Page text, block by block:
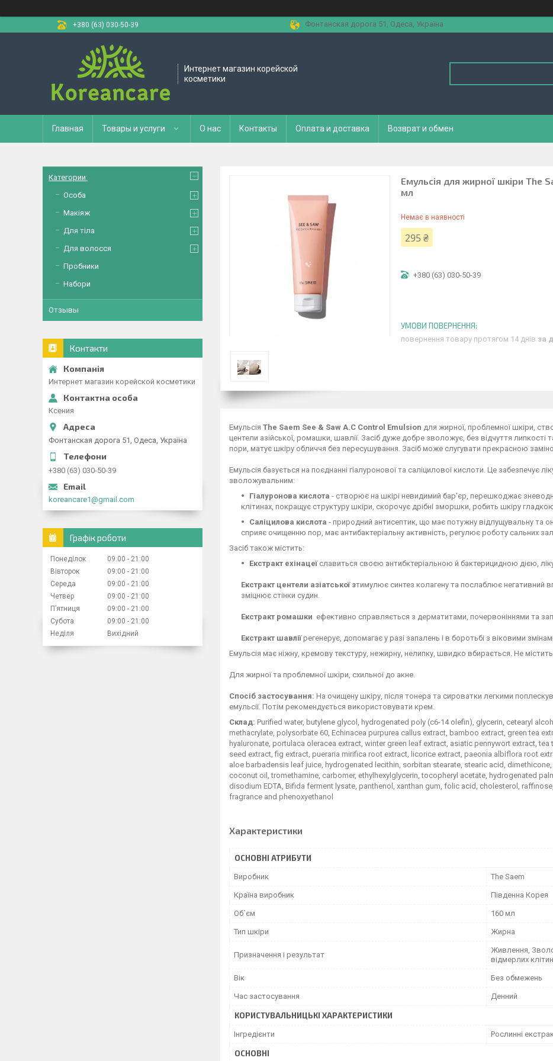
+380 (63) 030-50-39
Фонтанская дорога 51, Одеса, Україна
Интернет магазин корейской
косметики
Главная Товары и услуги О нас Контакты Оплата и доставка Возврат и обмен
Емульсія для жирної шкіри The
мл
Немає в наявності
295 ₴
+380 (63) 030-50-39
повернення товару протягом 14 днів за
Емульсія The Saem See & Saw A.C Control Emulsion для жирної, проблемної шкіри,
центели азійської, ромашки, шавлії. Засіб дуже добре зволожує, без відчуття
пори, матує шкіру обличчя без пересушування. Засіб може слугувати прекрасною
Емульсія базується на поєднанні гіалуронової та саліцилової кислоти. Це забезпечує
зволожувальним:
Гіалуронова кислота - створює на шкірі невидимий бар'єр, перешкоджає
клітинах, покращує структуру шкіри, скорочує дрібні зморшки, робить шкіру
Саліцилова кислота - природний антисептик, що має потужну відлущувальну та
сприяє очищенню пор, має антибактеріальну активність, регулює роботу сальних
Засіб також містить:
Екстракт ехінацеїславиться своєю антибктеріальною й бактерицидною дією,
Екстракт центели азіатської зтимулює синтез колагену та послаблює негативний
зміцнює стінки судин.
Екстракт ромашки ефективно справляється з дерматитами, почервоніннями та
Екстракт шавліїрегенерує, допомагає у разі запалень і в боротьбі з віковими
Емульсія має ніжну, кремову текстуру, нежирну, нелипку, швидко вбирається. Не містить
Для жирної та проблемної шкіри, схильної до акне.
Спосіб застосування: На очищену шкіру, після тонера та сироватки легкими
емульсії. Потім рекомендується використовувати крем.
Склад: Purified water, butylene glycol, hydrogenated poly (c6-14 olefin), glycerin, cetearyl
methacrylate, polysorbate 60, Echinacea purpurea callus extract, bamboo extract, green tea
hyaluronate, portulaca oleracea extract, winter green leaf extract, asiatic pennywort extract,
seed extract, fig extract, pueraria mirifica root extract, licorice extract, paeonia albiflora root
aloe barbadensis leaf juice, hydrogenated lecithin, sorbitan stearate, stearic acid,
coconut oil, tromethamine, carbomer, ethylhexylglycerin, tocopheryl acetate, hydrogenated
disodium EDTA, Bifida ferment lysate, panthenol, xanthan gum, folic acid, cholesterol,
fragrance and phenoxyethanol
Характеристики
ОСНОВНІ АТРИБУТИ
Виробник The Saem
Країна виробник Південна Корея
Об`єм 160 мл
Тип шкіри Жирна
Призначення і результат
Живлення,
відмерлих
Вік Без обмежень
Час застосування Денний
КОРИСТУВАЛЬНИЦЬКІ ХАРАКТЕРИСТИКИ
Інгредієнти Рослинні
ОСНОВНІ
Категории:
Особа
Макіяж
Для тіла
Для волосся
Пробники
Набори
Отзывы
Контакти
Интернет магазин корейской косметики
Ксения
Фонтанская дорога 51, Одеса, Україна
+380 (63) 030-50-39
koreancare1@gmail.com
Графік роботи
Понеділок 09:00
21:00
Вівторок
09:00
21:00
Середа
09:00
21:00
Четвер
09:00
21:00
Пʼятниця
09:00
21:00
Субота
09:00
21:00
Неділя
Вихідний